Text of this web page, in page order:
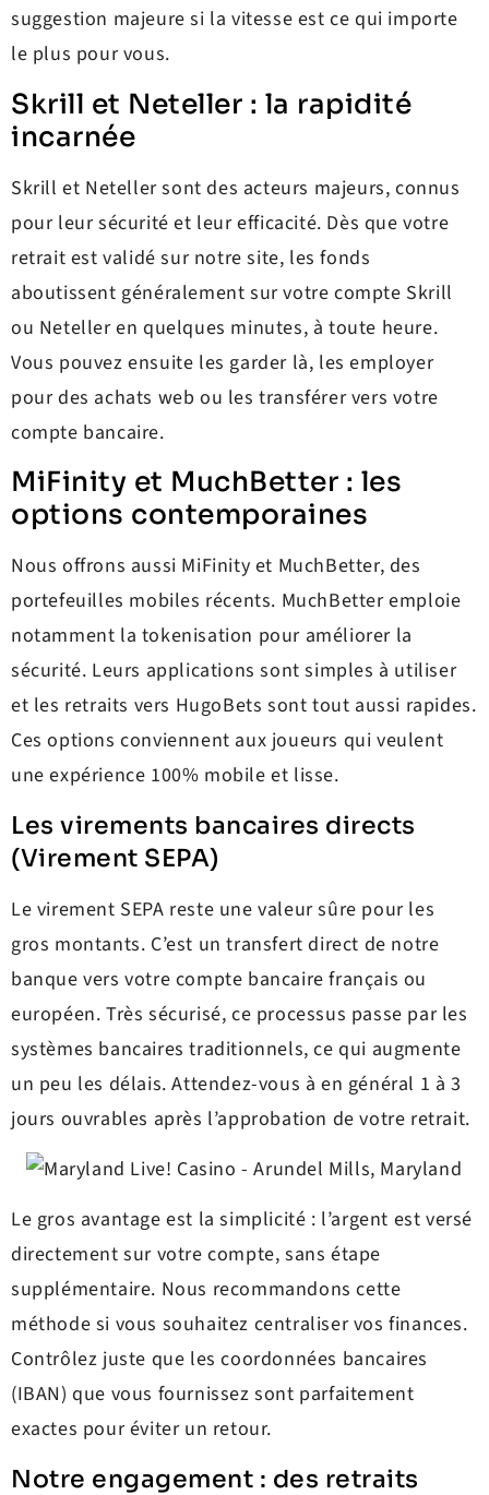
suggestion majeure si la vitesse est ce qui importe
le plus pour vous.
Skrill et Neteller : la rapidité
incarnée
Skrill et Neteller sont des acteurs majeurs, connus
pour leur sécurité et leur efficacité. Dès que votre
retrait est validé sur notre site, les fonds
aboutissent généralement sur votre compte Skrill
ou Neteller en quelques minutes, à toute heure.
Vous pouvez ensuite les garder là, les employer
pour des achats web ou les transférer vers votre
compte bancaire.
MiFinity et MuchBetter : les
options contemporaines
Nous offrons aussi MiFinity et MuchBetter, des
portefeuilles mobiles récents. MuchBetter emploie
notamment la tokenisation pour améliorer la
sécurité. Leurs applications sont simples à utiliser
et les retraits vers HugoBets sont tout aussi rapides.
Ces options conviennent aux joueurs qui veulent
une expérience 100% mobile et lisse.
Les virements bancaires directs
(Virement SEPA)
Le virement SEPA reste une valeur sûre pour les
gros montants. C’est un transfert direct de notre
banque vers votre compte bancaire français ou
européen. Très sécurisé, ce processus passe par les
systèmes bancaires traditionnels, ce qui augmente
un peu les délais. Attendez-vous à en général 1 à 3
jours ouvrables après l’approbation de votre retrait.
Le gros avantage est la simplicité : l’argent est versé
directement sur votre compte, sans étape
supplémentaire. Nous recommandons cette
méthode si vous souhaitez centraliser vos finances.
Contrôlez juste que les coordonnées bancaires
(IBAN) que vous fournissez sont parfaitement
exactes pour éviter un retour.
Notre engagement : des retraits